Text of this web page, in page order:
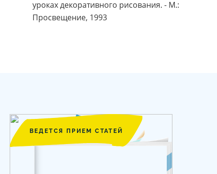
уроках декоративного рисования. - М.:
Просвещение, 1993
ВЕДЕТСЯ ПРИЕМ СТАТЕЙ